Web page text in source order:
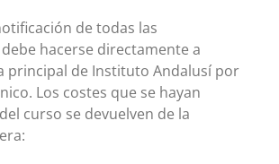
de todas las
hacerse directamente a
principal de Instituto Andalusí por
Los costes que se hayan
curso se devuelven de la